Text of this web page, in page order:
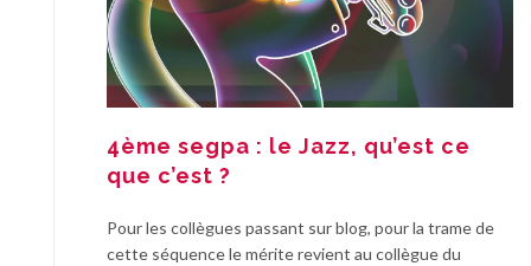
4ème segpa : le Jazz, qu’est ce
que c’est ?
Pour les collègues passant sur blog, pour la trame de
cette séquence le mérite revient au collègue du